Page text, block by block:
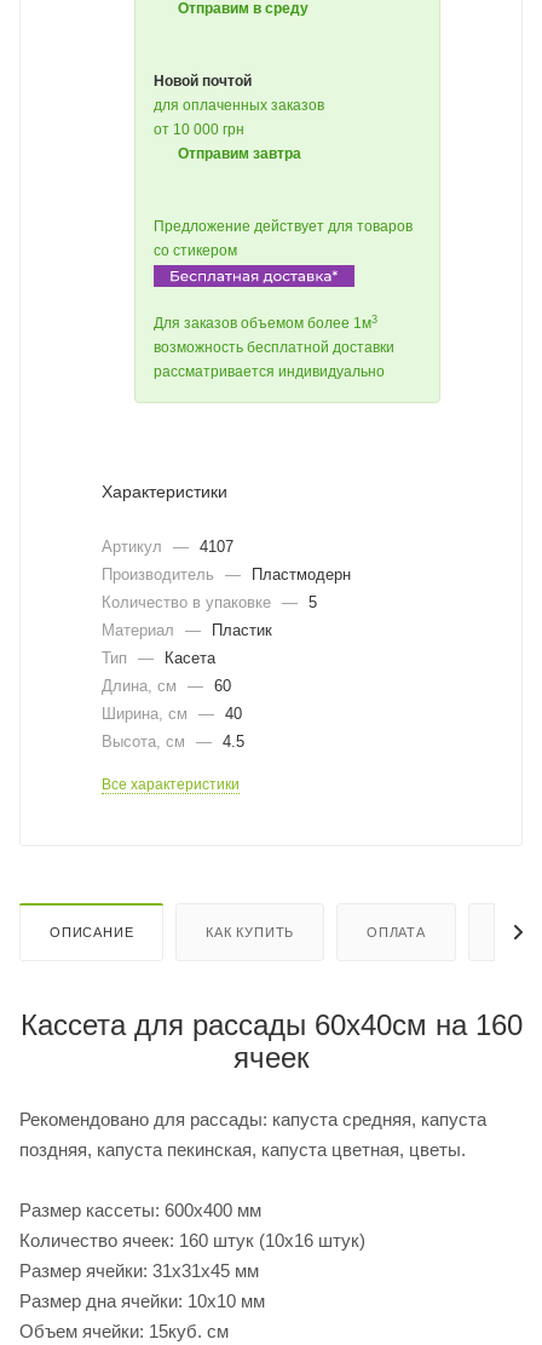
Отправим в среду
Новой почтой
для оплаченных заказов
от 10 000 грн
Отправим завтра
Предложение действует для товаров
со стикером
Для заказов объемом более 1м3
возможность бесплатной доставки
рассматривается индивидуально
Характеристики
Артикул — 4107
Производитель
—
Пластмодерн
Количество в упаковке — 5
Материал
—
Пластик
Тип
—
Касета
Длина, cм
— 60
Ширина, cм
— 40
Высота, см
— 4.5
Все характеристики
ОПИСАНИЕ КАК КУПИТЬ ОПЛАТА
Кассета для рассады 60х40см на 160
ячеек
Рекомендовано для рассады: капуста средняя, ​​капуста
поздняя, ​​капуста пекинская, капуста цветная, цветы.
Размер кассеты: 600х400 мм
Количество ячеек: 160 штук (10х16 штук)
Размер ячейки: 31х31х45 мм
Размер дна ячейки: 10х10 мм
Объем ячейки: 15куб. см